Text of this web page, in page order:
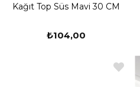
Kağıt Top Süs Mavi 30 CM
₺104,00